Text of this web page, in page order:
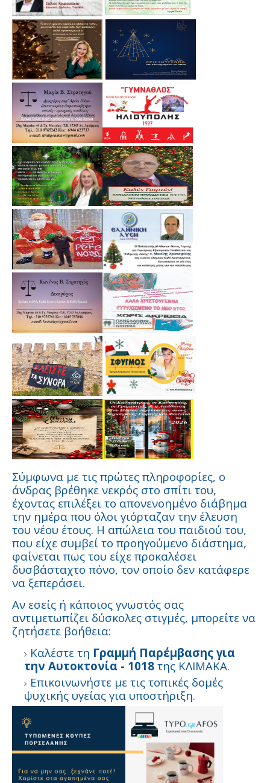
Σύμφωνα με τις πρώτες πληροφορίες, ο
άνδρας βρέθηκε νεκρός στο σπίτι του,
έχοντας επιλέξει το απονενοημένο διάβημα
την ημέρα που όλοι γιόρταζαν την έλευση
του νέου έτους. Η απώλεια του παιδιού του,
που είχε συμβεί το προηγούμενο διάστημα,
φαίνεται πως του είχε προκαλέσει
δυσβάσταχτο πόνο, τον οποίο δεν κατάφερε
να ξεπεράσει.
Αν εσείς ή κάποιος γνωστός σας
αντιμετωπίζει δύσκολες στιγμές, μπορείτε να
ζητήσετε βοήθεια:
Καλέστε τη Γραμμή Παρέμβασης για
την Αυτοκτονία - 1018 της ΚΛΙΜΑΚΑ.
Επικοινωνήστε με τις τοπικές δομές
ψυχικής υγείας για υποστήριξη.